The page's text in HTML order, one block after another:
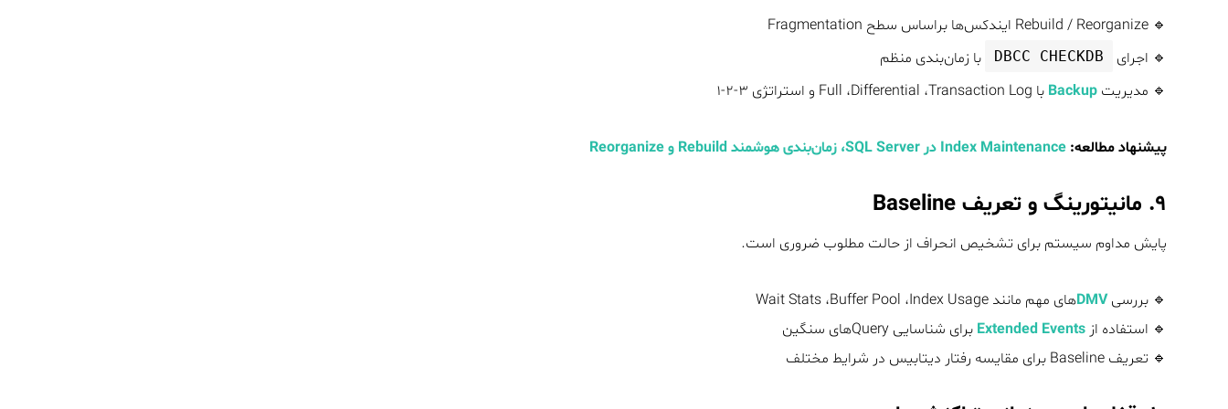
🔹 Rebuild / Reorganize ایندکس‌ها براساس سطح Fragmentation
🔹 اجرای
DBCC CHECKDB
با زمان‌بندی منظم
🔹 مدیریتBackup با Full ،Differential ،Transaction Log و استراتژی ۳-۲-۱
پیشنهاد مطالعه:Index Maintenance در SQL Server، زمان‌بندی هوشمند Rebuild و Reorganize
۹. مانیتورینگ و تعریف Baseline
پایش مداوم سیستم برای تشخیص انحراف از حالت مطلوب ضروری است.
🔹 بررسیDMVهای مهم مانند Wait Stats ،Buffer Pool ،Index Usage
🔹 استفاده ازExtended Events برای شناسایی Queryهای سنگین
🔹 تعریف Baseline برای مقایسه رفتار دیتابیس در شرایط مختلف